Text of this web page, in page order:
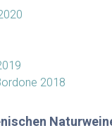
2018